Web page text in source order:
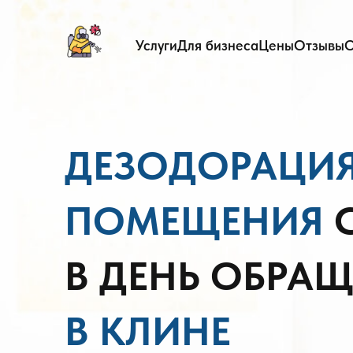
УслугиДля бизнесаЦеныОтзывы
ПОМЕЩЕНИЯ
В ДЕНЬ
В КЛИНЕ